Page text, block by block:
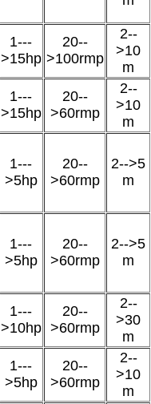
1---
>15hp
20--
>100rmp
2--
>10
m
1---
>15hp
20--
>60rmp
2--
>10
m
1---
>5hp
20--
>60rmp
2-->5
m
1---
>5hp
20--
>60rmp
2-->5
m
1---
>10hp
20--
>60rmp
2--
>30
m
1---
>5hp
20--
>60rmp
2--
>10
m